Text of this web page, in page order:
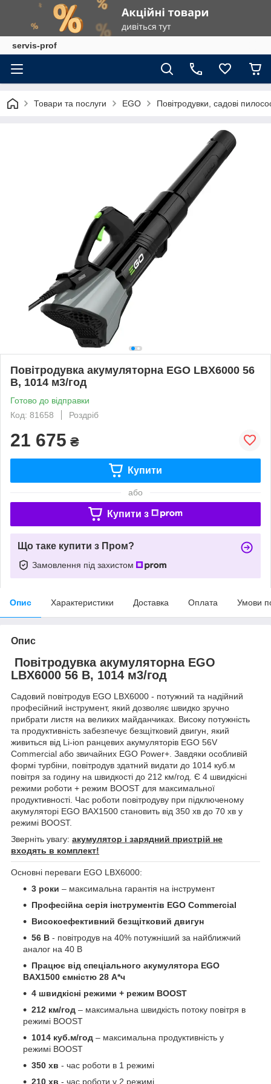
servis-prof
Товари та послуги EGO Повітродувки, садові
Повітродувка акумуляторна EGO LBX6000 56
В, 1014 м3/год
Готово до відправки
Код: 81658
Роздріб
21 675 ₴
Купити
або
Купити з
Що таке купити з Пром?
Замовлення під захистом
Опис Характеристики Доставка Оплата Умови
Опис
Повітродувка акумуляторна EGO
LBX6000 56 В, 1014 м3/год
Садовий повітродув EGO LBX6000 - потужний та надійний
професійний інструмент, який дозволяє швидко зручно
прибрати листя на великих майданчиках. Високу потужність
та продуктивність забезпечує безщітковий двигун, який
живиться від Li-ion ранцевих акумуляторів EGO 56V
Commercial або звичайних EGO Power+. Завдяки особливій
формі турбіни, повітродув здатний видати до 1014 куб.м
повітря за годину на швидкості до 212 км/год. Є 4 швидкісні
режими роботи + режим BOOST для максимальної
продуктивності. Час роботи повітродуву при підключеному
акумуляторі EGO BAX1500 становить від 350 хв до 70 хв у
режимі BOOST.
Зверніть увагу: акумулятор і зарядний пристрій не
входять в комплект!
Основні переваги EGO LBX6000:
3 роки – максимальна гарантія на інструмент
Професійна серія інструментів EGO Commercial
Високоефективний безщітковий двигун
56 В - повітродув на 40% потужніший за найближчий
аналог на 40 В
Працює від спеціального акумулятора EGO
BAX1500 ємністю 28 А*ч
4 швидкісні режими + режим BOOST
212 км/год – максимальна швидкість потоку повітря в
режимі BOOST
1014 куб.м/год – максимальна продуктивність у
режимі BOOST
350 хв - час роботи в 1 режимі
210 хв - час роботи у 2 режимі